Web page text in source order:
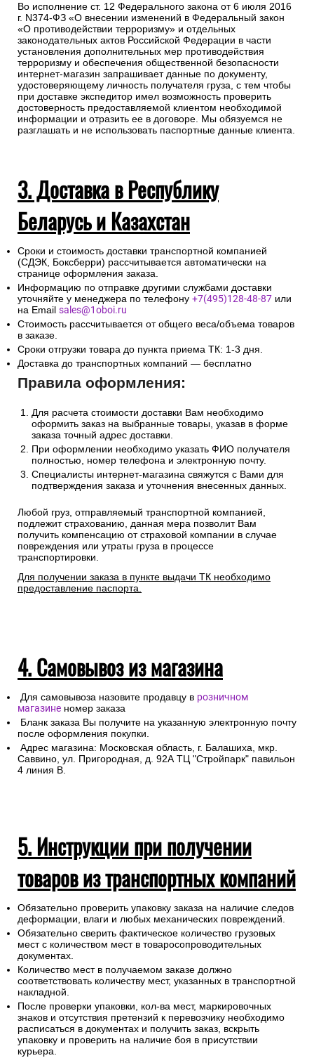
Во исполнение ст. 12 Федерального закона от 6 июля 2016
г. N374-ФЗ «О внесении изменений в Федеральный закон
«О противодействии терроризму» и отдельных
законодательных актов Российской Федерации в части
установления дополнительных мер противодействия
терроризму и обеспечения общественной безопасности
интернет-магазин запрашивает данные по документу,
удостоверяющему личность получателя груза, с тем чтобы
при доставке экспедитор имел возможность проверить
достоверность предоставляемой клиентом необходимой
информации и отразить ее в договоре. Мы обязуемся не
разглашать и не использовать паспортные данные клиента.
3. Доставка в Республику
Беларусь и Казахстан
Сроки и стоимость доставки транспортной компанией
(СДЭК, Боксберри) рассчитывается автоматически на
странице оформления заказа.
Информацию по отправке другими службами доставки
уточняйте у менеджера по телефону +7(495)128-48-87 или
на Email sales@1oboi.ru
Стоимость рассчитывается от общего веса/объема товаров
в заказе.
Сроки отгрузки товара до пункта приема ТК: 1-3 дня.
Доставка до транспортных компаний — бесплатно
Правила оформления:
Для расчета стоимости доставки Вам необходимо
оформить заказ на выбранные товары, указав в форме
заказа точный адрес доставки.
При оформлении необходимо указать ФИО получателя
полностью, номер телефона и электронную почту.
Специалисты интернет-магазина свяжутся с Вами для
подтверждения заказа и уточнения внесенных данных.
Любой груз, отправляемый транспортной компанией,
подлежит страхованию, данная мера позволит Вам
получить компенсацию от страховой компании в случае
повреждения или утраты груза в процессе
транспортировки.
Для получении заказа в пункте выдачи ТК необходимо
предоставление паспорта.
4. Самовывоз из магазина
Для самовывоза назовите продавцу в розничном
магазине номер заказа
Бланк заказа Вы получите на указанную электронную почту
после оформления покупки.
Адрес магазина: Московская область, г. Балашиха, мкр.
Саввино, ул. Пригородная, д. 92А ТЦ "Стройпарк" павильон
4 линия В.
5. Инструкции при получении
товаров из транспортных компаний
Обязательно проверить упаковку заказа на наличие следов
деформации, влаги и любых механических повреждений.
Обязательно сверить фактическое количество грузовых
мест с количеством мест в товаросопроводительных
документах.
Количество мест в получаемом заказе должно
соответствовать количеству мест, указанных в транспортной
накладной.
После проверки упаковки, кол-ва мест, маркировочных
знаков и отсутствия претензий к перевозчику необходимо
расписаться в документах и получить заказ, вскрыть
упаковку и проверить на наличие боя в присутствии
курьера.